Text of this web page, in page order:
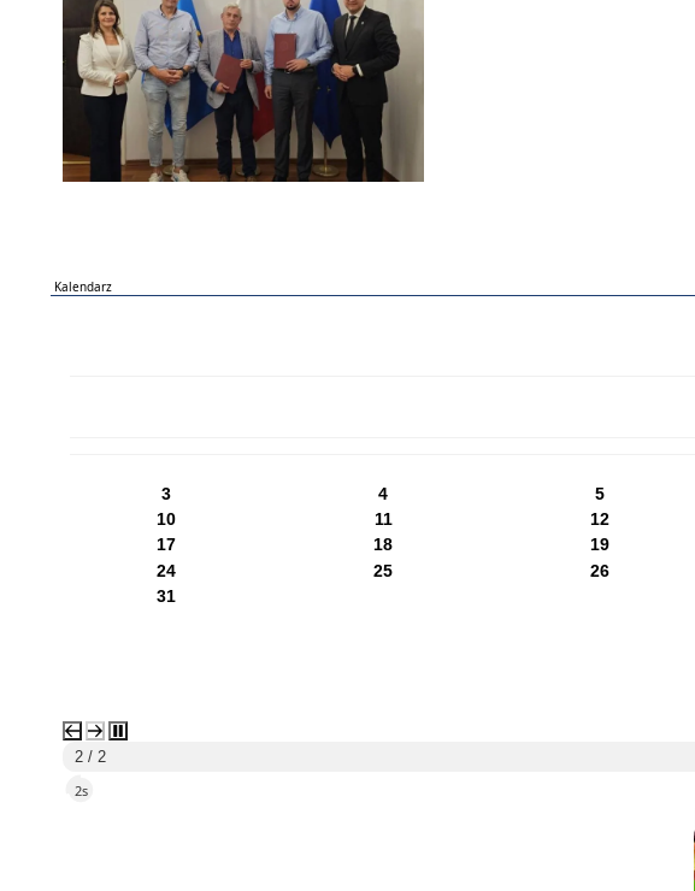
Kalendarz
3
4 5
10
11 12
17
18 19
24
25 26
31
1 / 2
5s